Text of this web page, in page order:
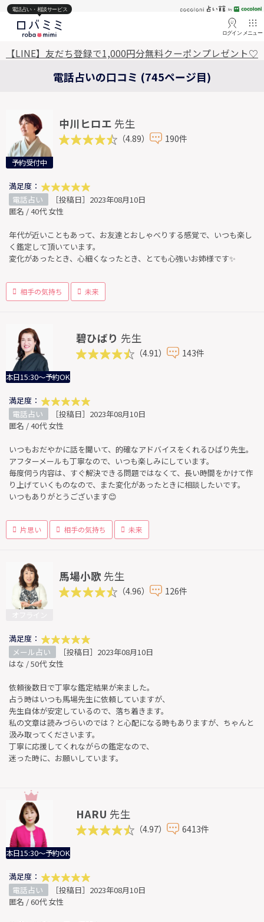
電話占い・相談サービス
ログイン メニュー
【LINE】友だち登録で1,000円分無料クーポンプレゼント♡
電話占いの口コミ (745ページ目)
予約受付中
中川ヒロエ 先生
（4.89） 190件
満足度：
電話占い
［投稿日］2023年08月10日
匿名 / 40代 女性
年代が近いこともあって、お友達とおしゃべりする感覚で、いつも楽し
く鑑定して頂いています。
変化があったとき、心細くなったとき、とても心強いお姉様です✨
相手の気持ち 未来
本日15:30～予約OK
碧ひばり 先生
（4.91） 143件
満足度：
電話占い
［投稿日］2023年08月10日
匿名 / 40代 女性
いつもおだやかに話を聞いて、的確なアドバイスをくれるひばり先生。
アフターメールも丁寧なので、いつも楽しみにしています。
毎度伺う内容は、すぐ解決できる問題ではなくて、長い時間をかけて作
り上げていくものなので、また変化があったときに相談したいです。
いつもありがとうございます😊
片思い 相手の気持ち 未来
馬場小歌 先生
（4.96） 126件
満足度：
メール占い
［投稿日］2023年08月10日
はな / 50代 女性
依頼後数日で丁寧な鑑定結果が来ました。
占う時はいつも馬場先生に依頼していますが、
先生自体が安定しているので、落ち着きます。
私の文章は読みづらいのでは？と心配になる時もありますが、ちゃんと
汲み取ってくださいます。
丁寧に応援してくれながらの鑑定なので、
迷った時に、お願いしています。
本日15:30～予約OK
HARU 先生
（4.97） 6413件
満足度：
電話占い
［投稿日］2023年08月10日
匿名 / 60代 女性